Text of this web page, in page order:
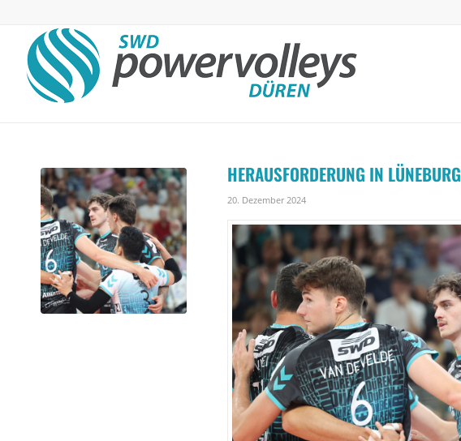
HERAUSFORDERUNG IN LÜNEBURG
20. Dezember 2024